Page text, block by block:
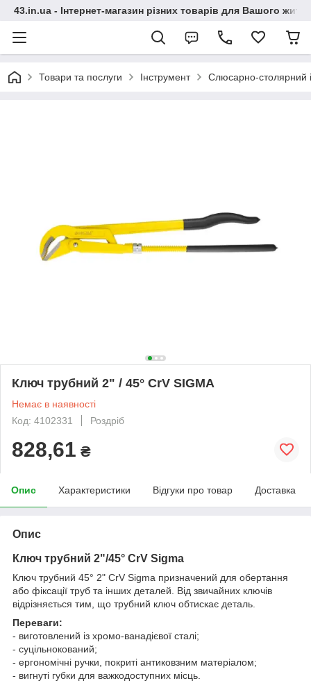
43.in.ua - Інтернет-магазин різних товарів для Вашого
Товари та послуги Інструмент Слюсарно-столярний
Ключ трубний 2" / 45° CrV SIGMA
Немає в наявності
Код: 4102331
Роздріб
828,61 ₴
Опис Характеристики Відгуки про товар Доставка
Опис
Ключ трубний 2"/45° CrV Sigma
Ключ трубний 45° 2" CrV Sigma призначений для обертання
або фіксації труб та інших деталей. Від звичайних ключів
відрізняється тим, що трубний ключ обтискає деталь.
Переваги:
- виготовлений із хромо-ванадієвої сталі;
- суцільнокований;
- ергономічні ручки, покриті антиковзним матеріалом;
- вигнуті губки для важкодоступних місць.